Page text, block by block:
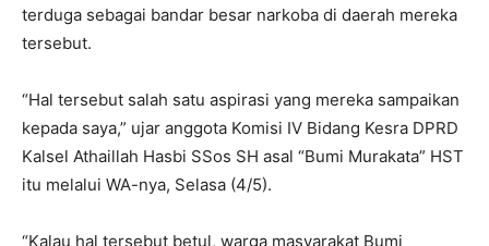
terduga sebagai bandar besar narkoba di daerah mereka
tersebut.
“Hal tersebut salah satu aspirasi yang mereka sampaikan
kepada saya,” ujar anggota Komisi IV Bidang Kesra DPRD
Kalsel Athaillah Hasbi SSos SH asal “Bumi Murakata” HST
itu melalui WA-nya, Selasa (4/5).
“Kalau hal tersebut betul, warga masyarakat Bumi